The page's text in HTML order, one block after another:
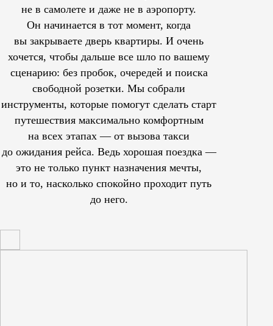
не в самолете и даже не в аэропорту.
Он начинается в тот момент, когда
вы закрываете дверь квартиры. И очень
хочется, чтобы дальше все шло по вашему
сценарию: без пробок, очередей и поиска
свободной розетки. Мы собрали
инструменты, которые помогут сделать старт
путешествия максимально комфортным
на всех этапах — от вызова такси
до ожидания рейса. Ведь хорошая поездка —
это не только пункт назначения мечты,
но и то, насколько спокойно проходит путь
до него.